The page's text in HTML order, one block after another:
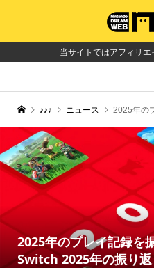
当サイトではアフィリ
♪♪♪ ニュース 2025年のプレイ
2025年のプレイ記録
Switch 2025年の振り